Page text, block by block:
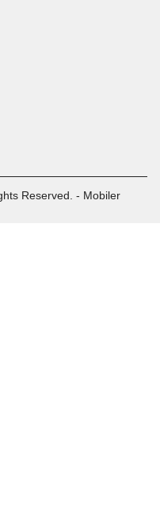
Reserved. - Mobiler